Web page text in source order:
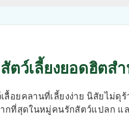
ตว์เลี้ยงยอดฮิตส
อยคลานที่เลี้ยงง่าย นิสัยไม่ดุ
กที่สุดในหมู่คนรักสัตว์แปลก แล